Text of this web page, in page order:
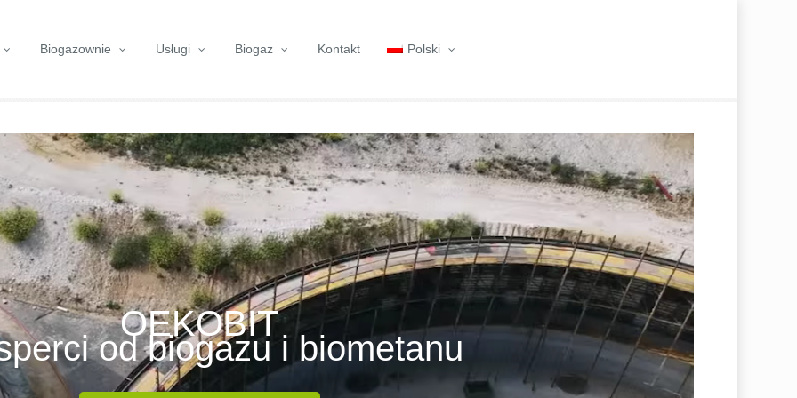
Biogazownie Usługi Biogaz Kontakt Polski
OEKOBIT
od biogazu i biometanu